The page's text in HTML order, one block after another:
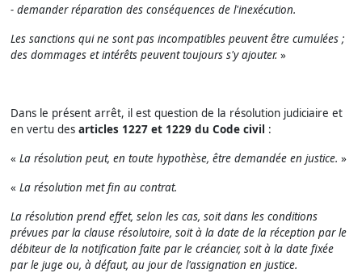
- demander réparation des conséquences de l'inexécution.
Les sanctions qui ne sont pas incompatibles peuvent être cumulées ;
des dommages et intérêts peuvent toujours s'y ajouter. »
Dans le présent arrêt, il est question de la résolution judiciaire et
en vertu desarticles 1227 et 1229 du Code civil :
«La résolution peut, en toute hypothèse, être demandée en justice. »
«La résolution met fin au contrat.
La résolution prend effet, selon les cas, soit dans les conditions
prévues par la clause résolutoire, soit à la date de la réception par le
débiteur de la notification faite par le créancier, soit à la date fixée
par le juge ou, à défaut, au jour de l'assignation en justice.